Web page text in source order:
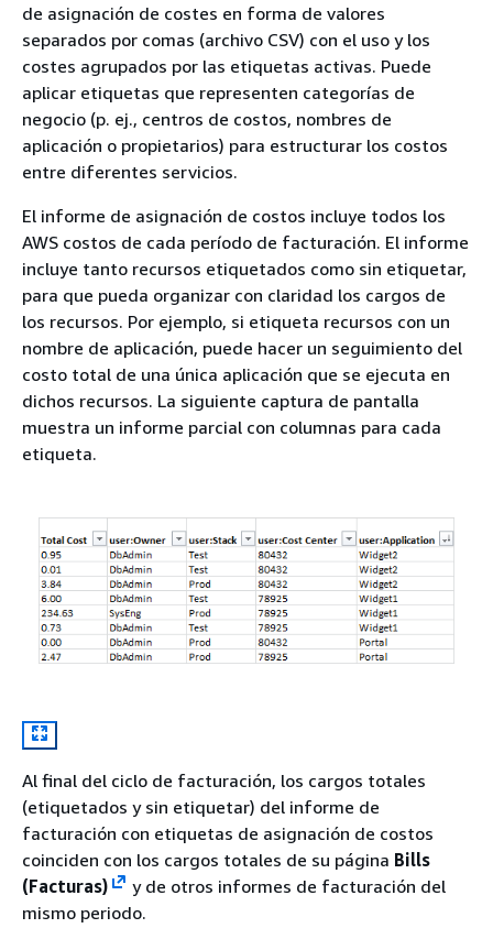
de asignación de costes en forma de valores
separados por comas (archivo CSV) con el uso y los
costes agrupados por las etiquetas activas. Puede
aplicar etiquetas que representen categorías de
negocio (p. ej., centros de costos, nombres de
aplicación o propietarios) para estructurar los costos
entre diferentes servicios.
El informe de asignación de costos incluye todos los
AWS costos de cada período de facturación. El informe
incluye tanto recursos etiquetados como sin etiquetar,
para que pueda organizar con claridad los cargos de
los recursos. Por ejemplo, si etiqueta recursos con un
nombre de aplicación, puede hacer un seguimiento del
costo total de una única aplicación que se ejecuta en
dichos recursos. La siguiente captura de pantalla
muestra un informe parcial con columnas para cada
etiqueta.
Al final del ciclo de facturación, los cargos totales
(etiquetados y sin etiquetar) del informe de
facturación con etiquetas de asignación de costos
coinciden con los cargos totales de su página Bills
(Facturas)
y de otros informes de facturación del
mismo periodo.